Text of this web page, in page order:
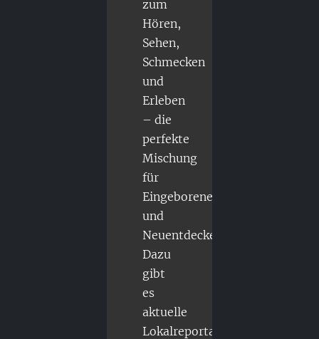
zum
Hören,
Sehen,
Schmecken
und
Erleben
– die
perfekte
Mischung
für
Eingeborene
und
Neuentdecker.
Dazu
gibt
es
aktuelle
Lokalreportagen,